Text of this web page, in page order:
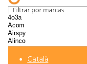
Filtrar por marcas
Català